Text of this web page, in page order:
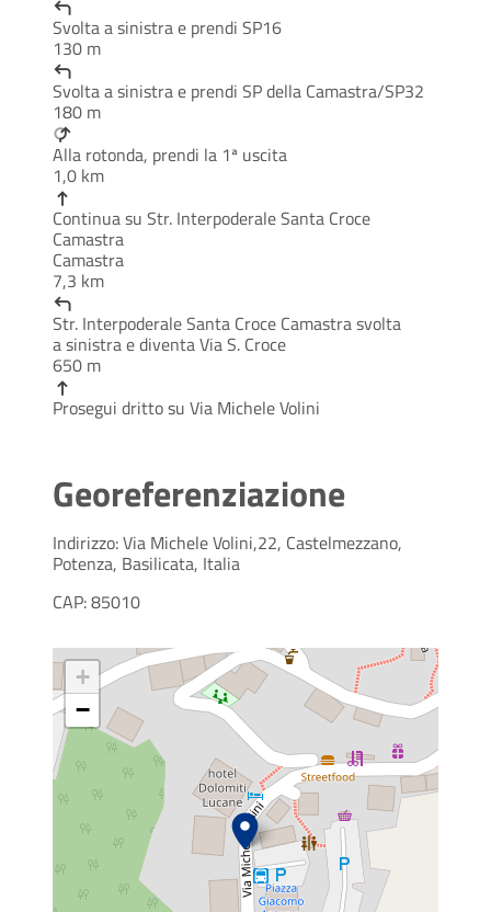
Svolta a sinistra e prendi SP16
130 m
Svolta a sinistra e prendi SP della Camastra/SP32
180 m
Alla rotonda, prendi la 1ª uscita
1,0 km
Continua su Str. Interpoderale Santa Croce
Camastra
Camastra
7,3 km
Str. Interpoderale Santa Croce Camastra svolta
a sinistra e diventa Via S. Croce
650 m
Prosegui dritto su Via Michele Volini
Georeferenziazione
Indirizzo: Via Michele Volini,22, Castelmezzano,
Potenza, Basilicata, Italia
CAP: 85010
+
−